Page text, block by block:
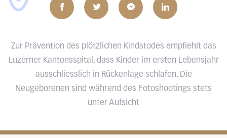
Zur Prävention des plötzlichen Kindstodes empfiehlt das
Luzerner Kantonsspital, dass Kinder im ersten Lebensjahr
ausschliesslich in Rückenlage schlafen. Die
Neugeborenen sind während des Fotoshootings stets
unter Aufsicht